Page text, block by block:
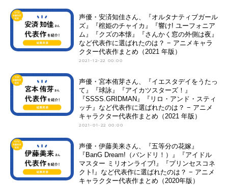
声優・安済知佳さん、『オルタナティブガール
ズ』『棺姫のチャイカ』『響け! ユーフォニア
ム』『クズの本懐』『さんかく窓の外側は夜』
など代表作に選ばれたのは？ − アニメキャラ
クター代表作まとめ（2021 年版）
2021-12-22 00:00
声優・宮本侑芽さん、『イエスタデイをうたっ
て』『球詠』『アイカツスターズ！』
『SSSS.GRIDMAN』『リロ・アンド・スティ
ッチ』など代表作に選ばれたのは？ − アニメ
キャラクター代表作まとめ（2021 年版）
2021-01-22 00:00
声優・伊藤美来さん、『五等分の花嫁』
『BanG Dream!（バンドリ！）』『アイドル
マスター ミリオンライブ!』『プリンセスコネ
クト!』など代表作に選ばれたのは？ − アニメ
キャラクター代表作まとめ（2020年版）